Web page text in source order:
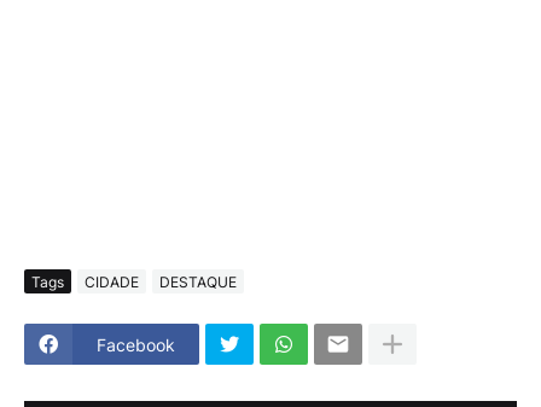
Tags CIDADE DESTAQUE
Facebook